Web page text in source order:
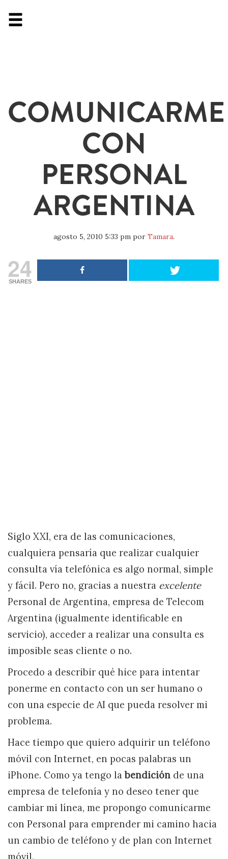
COMUNICARME
CON
PERSONAL
ARGENTINA
agosto 5, 2010 5:33 pm por Tamara.
24
SHARES
Siglo XXI, era de las comunicaciones,
cualquiera pensaría que realizar cualquier
consulta vía telefónica es algo normal, simple
y fácil. Pero no, gracias a nuestra excelente
Personal de Argentina, empresa de Telecom
Argentina (igualmente identificable en
servicio), acceder a realizar una consulta es
imposible seas cliente o no.
Procedo a describir qué hice para intentar
ponerme en contacto con un ser humano o
con una especie de AI que pueda resolver mi
problema.
Hace tiempo que quiero adquirir un teléfono
móvil con Internet, en pocas palabras un
iPhone. Como ya tengo labendición de una
empresa de telefonía y no deseo tener que
cambiar mi línea, me propongo comunicarme
con Personal para emprender mi camino hacia
un cambio de teléfono y de plan con Internet